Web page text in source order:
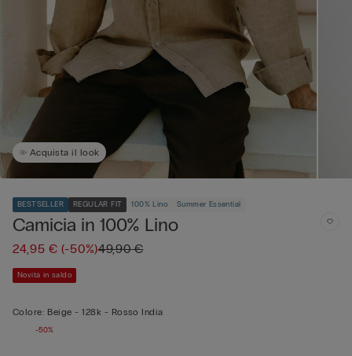
Acquista il look
BESTSELLER REGULAR FIT 100% Lino Summer Essential
Camicia in 100% Lino
24,95 €(-50%)49,90 €
Novità in saldo
Colore: Beige -128k - Rosso India
-50%